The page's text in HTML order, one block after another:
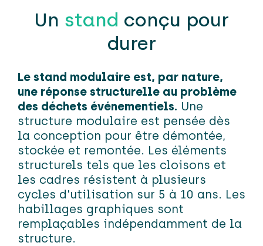
Un stand conçu pour
durer
Le stand modulaire est, par nature,
une réponse structurelle au problème
des déchets événementiels. Une
structure modulaire est pensée dès
la conception pour être démontée,
stockée et remontée. Les éléments
structurels tels que les cloisons et
les cadres résistent à plusieurs
cycles d'utilisation sur 5 à 10 ans. Les
habillages graphiques sont
remplaçables indépendamment de la
structure.